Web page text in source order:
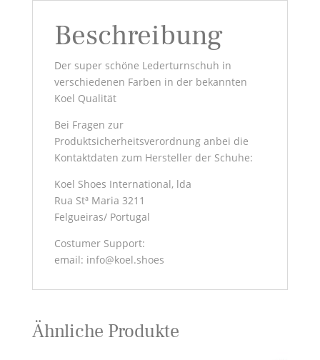
Beschreibung
Der super schöne Lederturnschuh in
verschiedenen Farben in der bekannten
Koel Qualität
Bei Fragen zur
Produktsicherheitsverordnung anbei die
Kontaktdaten zum Hersteller der Schuhe:
Koel Shoes International, lda
Rua Stª Maria 3211
Felgueiras/ Portugal
Costumer Support:
email: info@koel.shoes
Ähnliche Produkte